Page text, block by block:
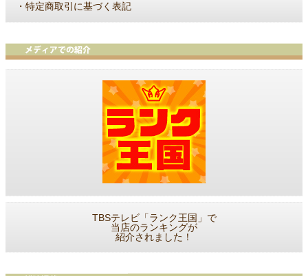
・ 特定商取引に基づく表記
TBSテレビ「ランク王国」で
当店のランキングが
紹介されました！